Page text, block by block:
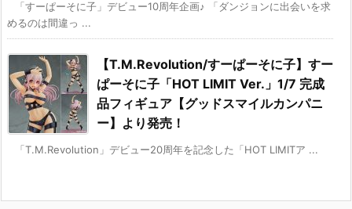
「すーぱーそに子」デビュー10周年企画♪ 「ダンジョンに出会いを求
めるのは間違っ ...
【T.M.Revolution/すーぱーそに子】すー
ぱーそに子「HOT LIMIT Ver.」1/7 完成
品フィギュア【グッドスマイルカンパニ
ー】より発売！
「T.M.Revolution」デビュー20周年を記念した「HOT LIMITア ...